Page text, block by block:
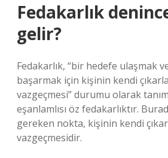
Fedakarlık
gelir?
Fedakarlık, “bir hedefe ulaşmak
başarmak için kişinin kendi
vazgeçmesi” durumu olarak
eşanlamlısı öz fedakarlıktır.
gereken nokta, kişinin kendi
vazgeçmesidir.